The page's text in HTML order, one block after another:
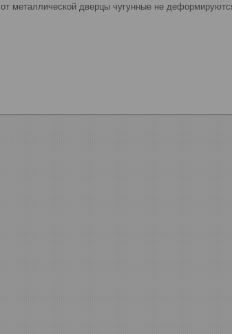
металлической дверцы чугунные не